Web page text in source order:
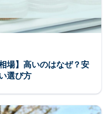
場】高いのはなぜ？安
選び方